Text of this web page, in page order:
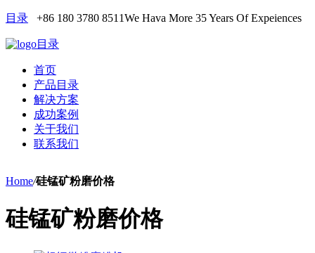
目录 +86 180 3780 8511We Hava More 35 Years Of Expeiences
目录
首页
产品目录
解决方案
成功案例
关于我们
联系我们
Home/硅锰矿粉磨价格
硅锰矿粉磨价格